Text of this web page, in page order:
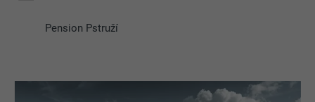
Pension Pstruží